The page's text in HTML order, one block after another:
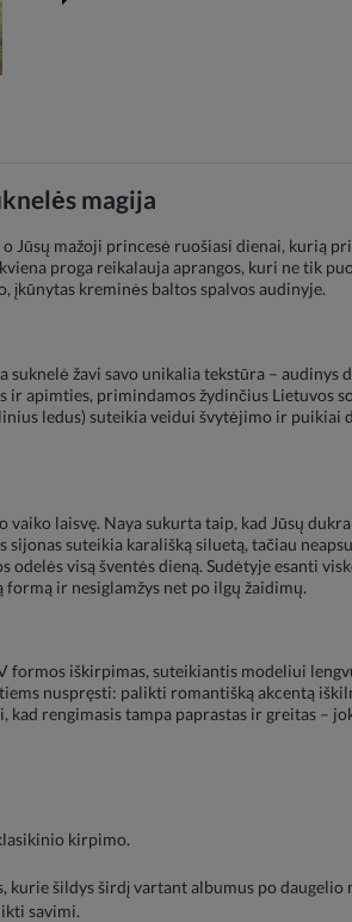
magija
Jūsų mažoji princesė ruošiasi dienai, kurią
proga reikalauja aprangos, kuri ne tik
įkūnytas kreminės baltos spalvos audinyje.
žavi savo unikalia tekstūra – audinys
ir apimties, primindamos žydinčius Lietuvos
ledus) suteikia veidui švytėjimo ir puikiai
laisvę. Naya sukurta taip, kad Jūsų
suteikia karališką siluetą, tačiau
visą šventės dieną. Sudėtyje esanti
ir nesiglamžys net po ilgų žaidimų.
formos iškirpimas, suteikiantis modeliui
nuspręsti: palikti romantišką akcentą
rengimasis tampa paprastas ir greitas –
kirpimo.
šildys širdį vartant albumus po daugelio
savimi.